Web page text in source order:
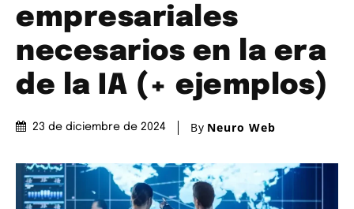
empresariales
necesarios en la era
de la IA (+ ejemplos)
23 de diciembre de 2024 By Neuro Web